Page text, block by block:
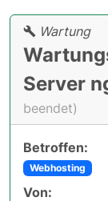
Wartung
Server
beendet)
Betroffen:
Webhosting
Von: